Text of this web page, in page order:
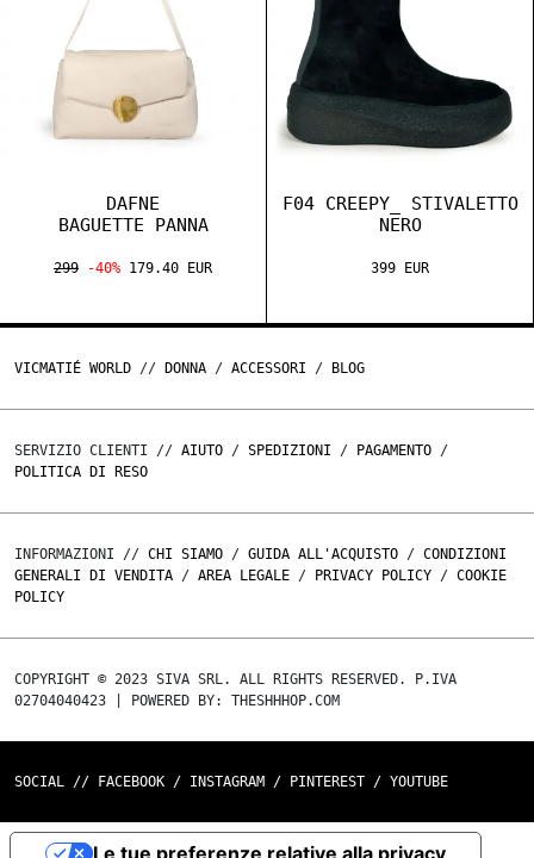
DAFNE
BAGUETTE PANNA
299 -40% 179.40 EUR
F04 CREEPY_ STIVALETTO
NERO
399 EUR
VICMATIÉ WORLD // DONNA / ACCESSORI / BLOG
SERVIZIO CLIENTI // AIUTO / SPEDIZIONI / PAGAMENTO /
POLITICA DI RESO
INFORMAZIONI // CHI SIAMO / GUIDA ALL'ACQUISTO / CONDIZIONI
GENERALI DI VENDITA / AREA LEGALE / PRIVACY POLICY / COOKIE
POLICY
COPYRIGHT © 2023 SIVA SRL. ALL RIGHTS RESERVED. P.IVA
02704040423 | POWERED BY: THESHHHOP.COM
SOCIAL // FACEBOOK / INSTAGRAM / PINTEREST / YOUTUBE
Le tue preferenze relative alla privacy